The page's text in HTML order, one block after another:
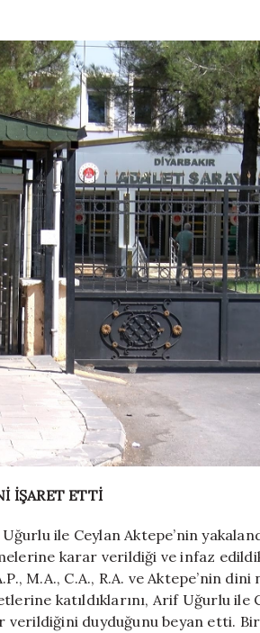
İŞARET ETTİ
ile Ceylan Aktepe’nin
karar verildiği ve infaz
M.A., C.A., R.A. ve Aktepe’nin
katıldıklarını, Arif Uğurlu ile
verildiğini duyduğunu beyan etti.